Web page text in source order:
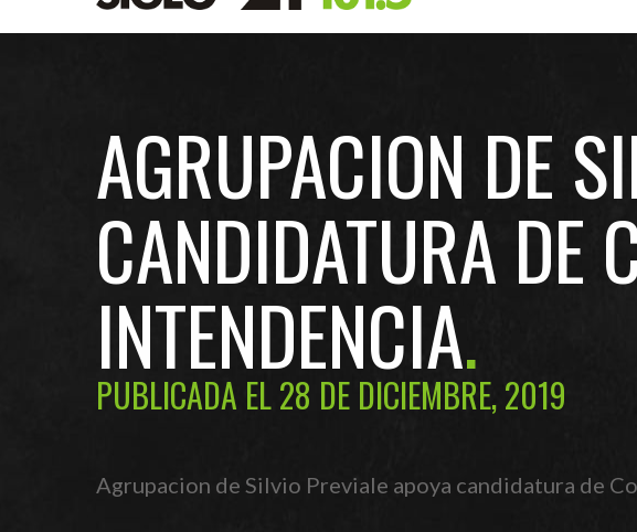
AGRUPACION DE
CANDIDATURA DE
INTENDENCIA
PUBLICADA EL 28 DE DICIEMBRE, 2019
Agrupacion de Silvio Previale apoya candidatura de